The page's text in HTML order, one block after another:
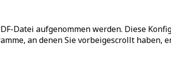
Datei aufgenommen werden. Diese
an denen Sie vorbeigescrollt haben,